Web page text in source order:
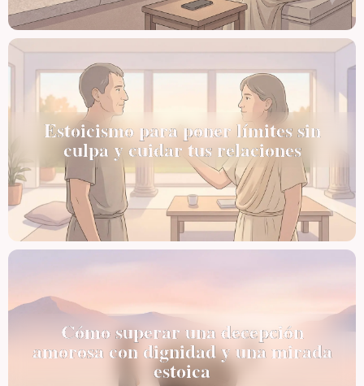
Estoicismo para poner límites sin
culpa y cuidar tus relaciones
Cómo superar una decepción
amorosa con dignidad y una mirada
estoica